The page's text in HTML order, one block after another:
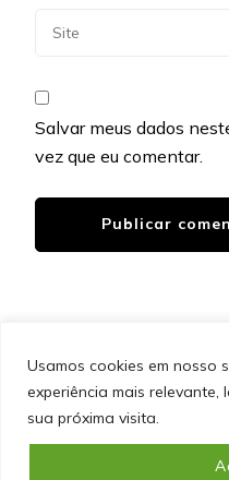
Usamos cookies em nosso
experiência mais relevante,
sua próxima visita.
Salvar meus dados
vez que eu comentar.
&cópia; Direitos Autorais
SITEMAP POLÍTICA